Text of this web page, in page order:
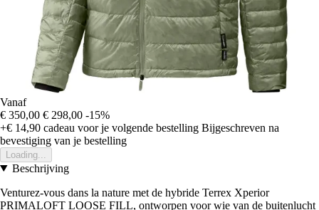
Vanaf
€ 350,00 € 298,00 -15%
+€ 14,90 cadeau voor je volgende bestelling Bijgeschreven na
bevestiging van je bestelling
Loading...
Beschrijving
Venturez-vous dans la nature met de hybride Terrex Xperior
PRIMALOFT LOOSE FILL, ontworpen voor wie van de buitenlucht